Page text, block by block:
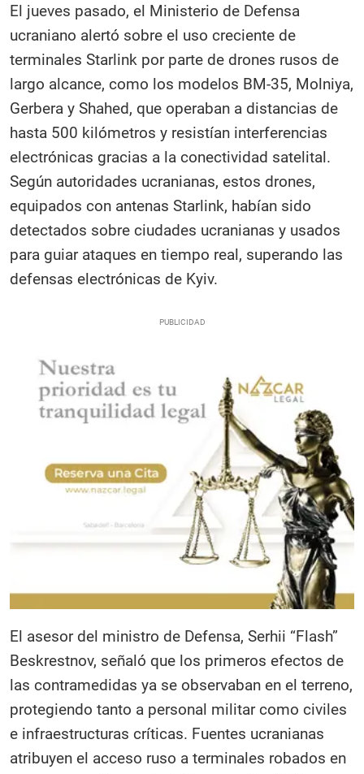
El jueves pasado, el Ministerio de Defensa
ucraniano alertó sobre el uso creciente de
terminales Starlink por parte de drones rusos de
largo alcance, como los modelos BM-35, Molniya,
Gerbera y Shahed, que operaban a distancias de
hasta 500 kilómetros y resistían interferencias
electrónicas gracias a la conectividad satelital.
Según autoridades ucranianas, estos drones,
equipados con antenas Starlink, habían sido
detectados sobre ciudades ucranianas y usados
para guiar ataques en tiempo real, superando las
defensas electrónicas de Kyiv.
El asesor del ministro de Defensa, Serhii “Flash”
Beskrestnov, señaló que los primeros efectos de
las contramedidas ya se observaban en el terreno,
protegiendo tanto a personal militar como civiles
e infraestructuras críticas. Fuentes ucranianas
atribuyen el acceso ruso a terminales robados en